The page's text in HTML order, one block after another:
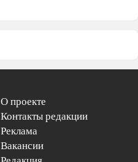
О проекте
Контакты редакции
Реклама
Вакансии